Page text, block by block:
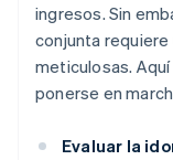
ingresos. Sin
conjunta requiere
meticulosas.
ponerse en
Evaluar la